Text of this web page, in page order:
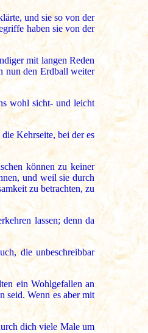
und sie so von der
haben sie von der
mit langen Reden
nun den Erdball weiter
wohl sicht- und leicht
Kehrseite, bei der es
können zu keiner
und weil sie durch
zu betrachten, zu
lassen; denn da
die unbeschreibbar
ein Wohlgefallen an
seid. Wenn es aber mit
dich viele Male um